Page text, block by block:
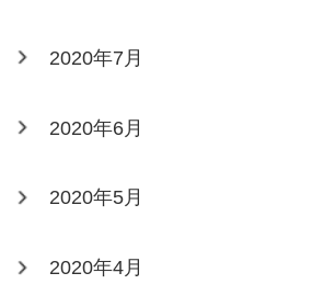
2020年7月
2020年6月
2020年5月
2020年4月